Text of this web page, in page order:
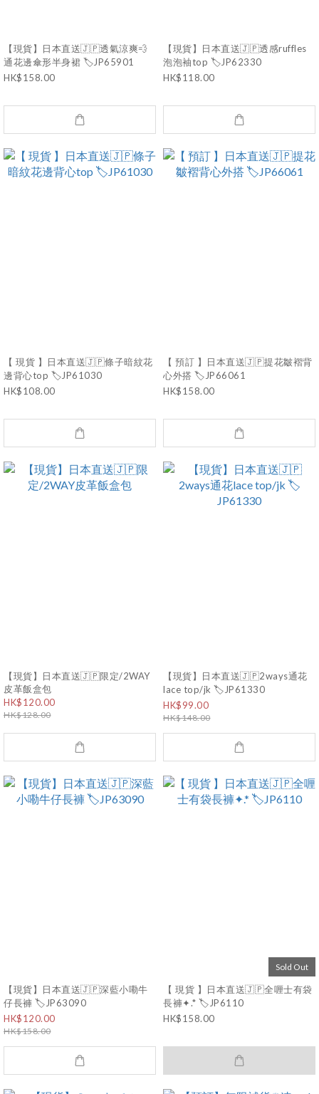
【現貨】日本直送🇯🇵透氣涼爽💨
通花邊傘形半身裙 🏷️JP65901
HK$158.00
【現貨】日本直送🇯🇵透感ruffles
泡泡袖top 🏷️JP62330
HK$118.00
【 現貨 】日本直送🇯🇵條子暗紋花
邊背心top 🏷️JP61030
HK$108.00
【 預訂 】日本直送🇯🇵提花皺褶背
心外搭 🏷️JP66061
HK$158.00
【現貨】日本直送🇯🇵限定/2WAY
皮革飯盒包
HK$120.00
HK$128.00
【現貨】日本直送🇯🇵2ways通花
lace top/jk 🏷️JP61330
HK$99.00
HK$148.00
【現貨】日本直送🇯🇵深藍小嘞牛
仔長褲 🏷️JP63090
HK$120.00
HK$158.00
Sold Out
【 現貨 】日本直送🇯🇵全喱士有袋
長褲✦.* 🏷️JP6110
HK$158.00